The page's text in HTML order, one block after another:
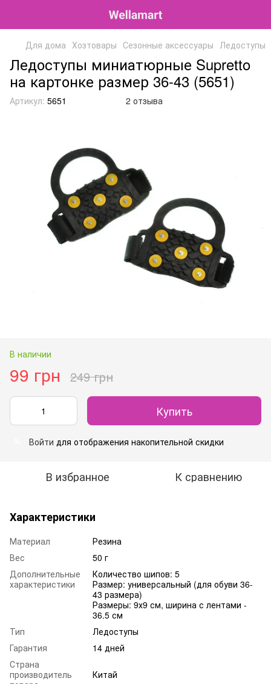
Для дома Хозтовары Сезонные аксессуары Ледоступы
Ледоступы миниатюрные Supretto
на картонке размер 36-43 (5651)
Артикул: 5651 2 отзыва
В наличии
99 грн 249 грн
Купить
Войти для отображения накопительной скидки
В избранное К сравнению
Характеристики
Материал
Резина
Вес
50 г
Дополнительные
характеристики
Количество шипов: 5
Размер: универсальный (для обуви 36-
43 размера)
Размеры: 9х9 см, ширина с лентами -
36.5 см
Тип
Ледоступы
Гарантия
14 дней
Страна
производитель
Китай